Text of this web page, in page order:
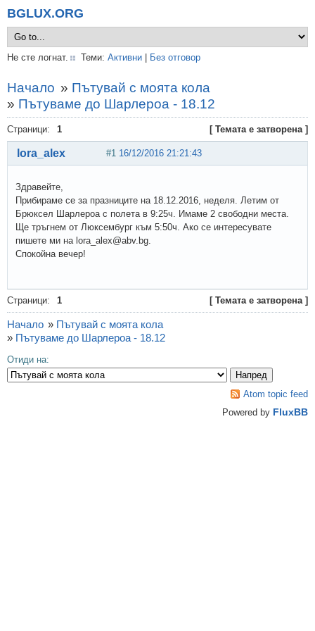
BGLUX.ORG
Не сте логнат. Теми: Активни Без отговор
Начало » Пътувай с моята кола
» Пътуваме до Шарлероа - 18.12
Страници: 1 [ Темата е затворена ]
#1 16/12/2016 21:21:43
lora_alex
Здравейте,
Прибираме се за празниците на 18.12.2016, неделя. Летим от
Брюксел Шарлероа с полета в 9:25ч. Имаме 2 свободни места.
Ще тръгнем от Люксембург към 5:50ч. Ако се интересувате
пишете ми на lora_alex@abv.bg.
Спокойна вечер!
Страници: 1 [ Темата е затворена ]
Начало » Пътувай с моята кола
» Пътуваме до Шарлероа - 18.12
Отиди на:
Atom topic feed
Powered by FluxBB